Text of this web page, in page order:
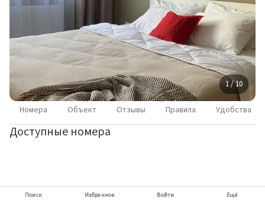
1 / 10
Номера Объект Отзывы Правила Удобства
Доступные номера
Поиск Избранное Войти Ещё